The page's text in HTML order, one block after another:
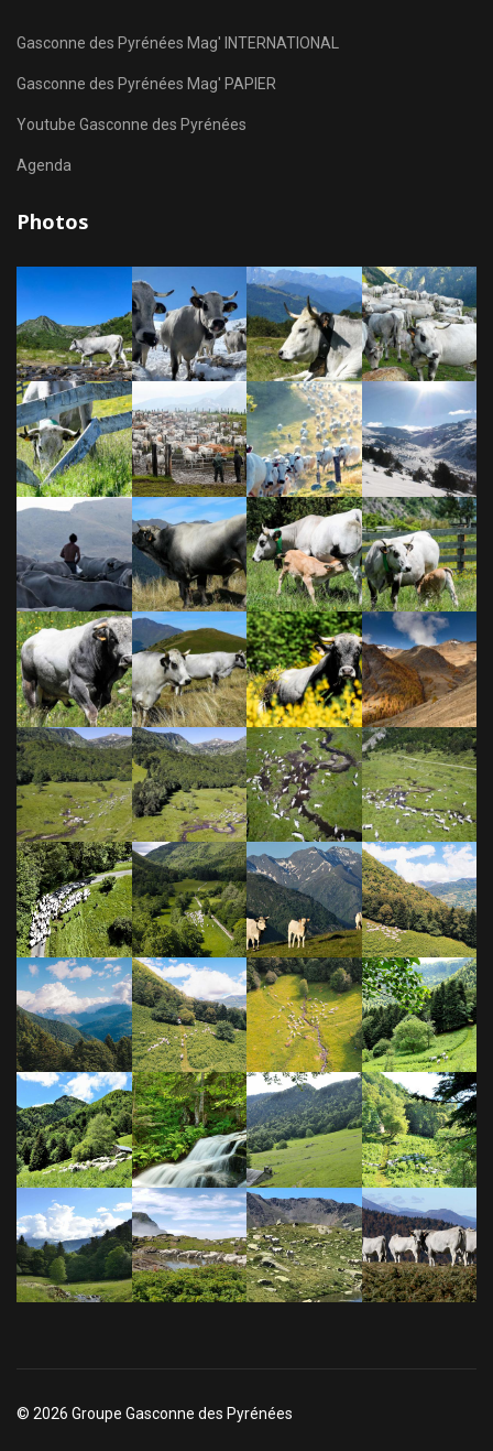
Gasconne des Pyrénées Mag' INTERNATIONAL
Gasconne des Pyrénées Mag' PAPIER
Youtube Gasconne des Pyrénées
Agenda
Photos
© 2026 Groupe Gasconne des Pyrénées